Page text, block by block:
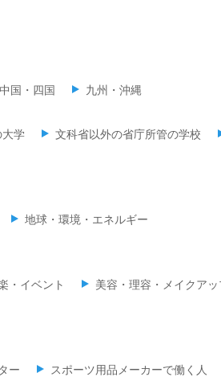
中国・四国 九州・沖縄
大学 文科省以外の省庁所管の学校
地球・環境・エネルギー
・イベント 美容・理容・メイクアッ
ー スポーツ用品メーカーで働く人